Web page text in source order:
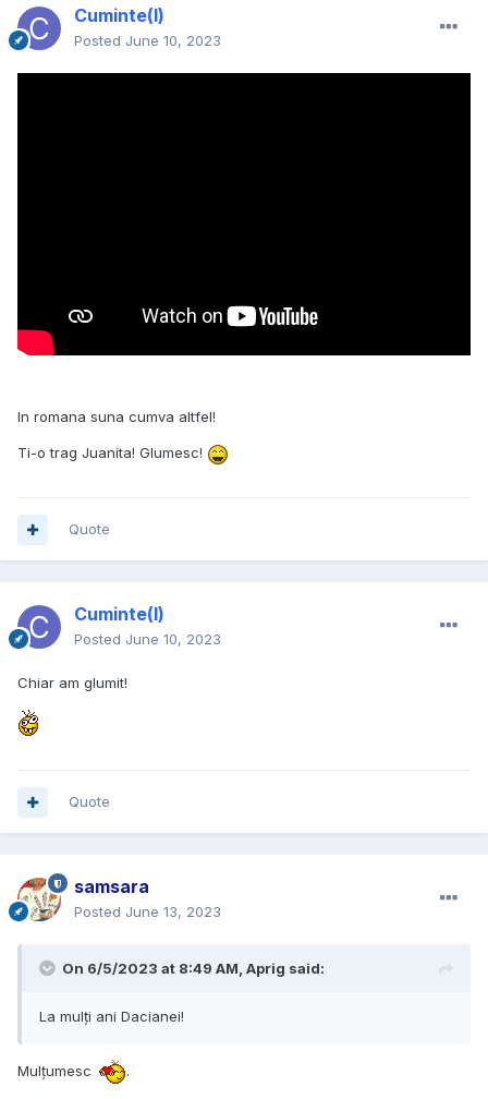
Cuminte(l)
Posted June 10, 2023
In romana suna cumva altfel!
Ti-o trag Juanita! Glumesc!
Quote
Cuminte(l)
Posted June 10, 2023
Chiar am glumit!
Quote
samsara
Posted June 13, 2023
On 6/5/2023 at 8:49 AM, Aprig said:
La mulți ani Dacianei!
Mulțumesc .